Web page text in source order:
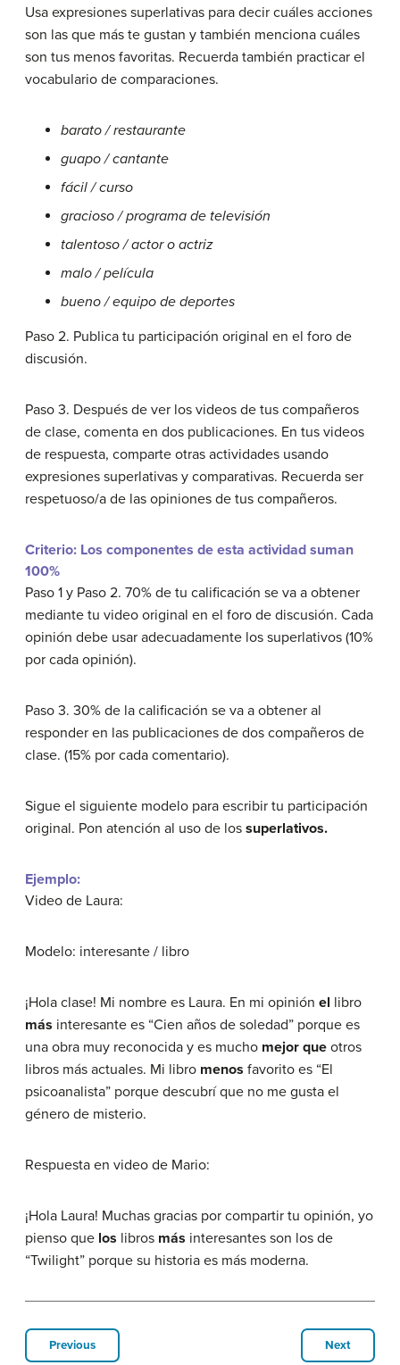
Usa expresiones superlativas para decir cuáles acciones
son las que más te gustan y también menciona cuáles
son tus menos favoritas. Recuerda también practicar el
vocabulario de comparaciones.
barato / restaurante
guapo / cantante
fácil / curso
gracioso / programa de televisión
talentoso / actor o actriz
malo / película
bueno / equipo de deportes
Paso 2. Publica tu participación original en el foro de
discusión.
Paso 3. Después de ver los videos de tus compañeros
de clase, comenta en dos publicaciones. En tus videos
de respuesta, comparte otras actividades usando
expresiones superlativas y comparativas. Recuerda ser
respetuoso/a de las opiniones de tus compañeros.
Criterio: Los componentes de esta actividad suman
100%
Paso 1 y Paso 2. 70% de tu calificación se va a obtener
mediante tu video original en el foro de discusión. Cada
opinión debe usar adecuadamente los superlativos (10%
por cada opinión).
Paso 3. 30% de la calificación se va a obtener al
responder en las publicaciones de dos compañeros de
clase. (15% por cada comentario).
Sigue el siguiente modelo para escribir tu participación
original. Pon atención al uso de los superlativos.
Ejemplo:
Video de Laura:
Modelo: interesante / libro
¡Hola clase! Mi nombre es Laura. En mi opinión el libro
más interesante es “Cien años de soledad” porque es
una obra muy reconocida y es mucho mejor que otros
libros más actuales. Mi libro menos favorito es “El
psicoanalista” porque descubrí que no me gusta el
género de misterio.
Respuesta en video de Mario:
¡Hola Laura! Muchas gracias por compartir tu opinión, yo
pienso que los libros más interesantes son los de
“Twilight” porque su historia es más moderna.
Previous Next